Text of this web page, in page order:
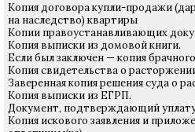
Копия договора купли-продажи
на наследство) квартиры
Копии правоустанавливающих
Копия выписки из домовой книги.
Если был заключен — копия
Копия свидетельства о
Заверенная копия решения суда о
Копия выписки из ЕГРП.
Документ, подтверждающий
Копия искового заявления и